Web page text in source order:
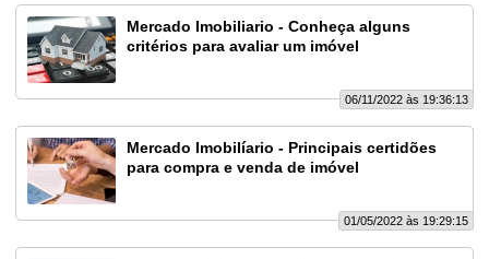
Mercado Imobiliario - Conheça alguns
critérios para avaliar um imóvel
06/11/2022 às 19:36:13
Mercado Imobilíario - Principais certidões
para compra e venda de imóvel
01/05/2022 às 19:29:15